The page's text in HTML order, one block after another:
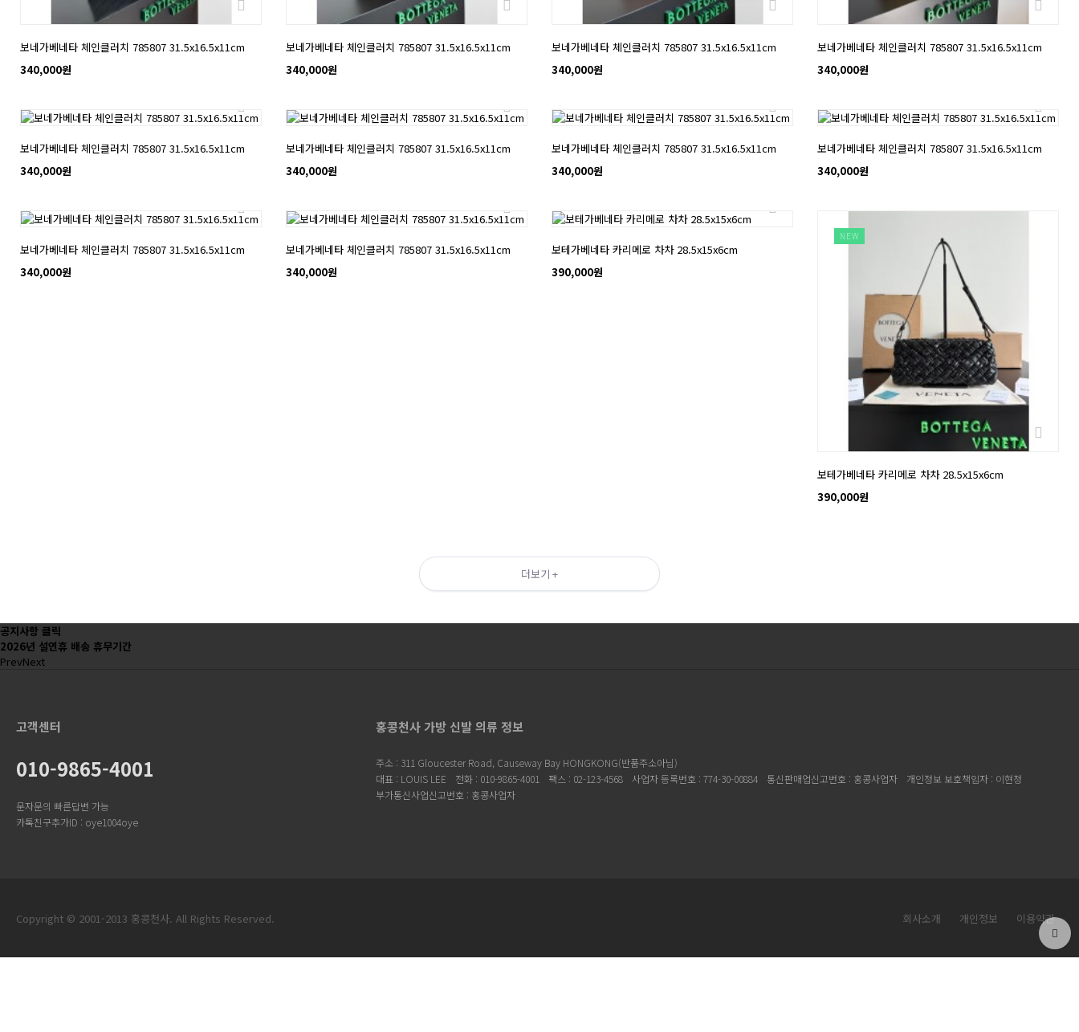
보네가베네타 체인클러치 785807 31.5x16.5x11cm
340,000원
보네가베네타 체인클러치 785807 31.5x16.5x11cm
340,000원
보네가베네타 체인클러치 785807 31.5x16.5x11cm
340,000원
보네가베네타 체인클러치 785807 31.5x16.5x11cm
340,000원
보네가베네타 체인클러치 785807 31.5x16.5x11cm
340,000원
보네가베네타 체인클러치 785807 31.5x16.5x11cm
340,000원
보네가베네타 체인클러치 785807 31.5x16.5x11cm
340,000원
보네가베네타 체인클러치 785807 31.5x16.5x11cm
340,000원
보네가베네타 체인클러치 785807 31.5x16.5x11cm
340,000원
보네가베네타 체인클러치 785807 31.5x16.5x11cm
340,000원
보테가베네타 카리메로 차차 28.5x15x6cm
390,000원
NEW
보테가베네타 카리메로 차차 28.5x15x6cm
390,000원
더보기 +
공지사항 클릭
2026년 설연휴 배송 휴무기간
PrevNext
고객센터
010-9865-4001
문자문의 빠른답변 가능
카톡친구추가ID : oye1004oye
홍콩천사 가방 신발 의류 정보
주소 : 311 Gloucester Road, Causeway Bay HONGKONG(반품주소아님)
대표 : LOUIS LEE
전화 : 010-9865-4001 팩스 : 02-123-4568 사업자 등록번호 : 774-30-00884 통신판매업신고번호 : 홍콩사업자
개인정보 보호책임자 : 이현정
부가통신사업신고번호 : 홍콩사업자
회사소개 개인정보 이용약관
Copyright © 2001-2013 홍콩천사. All Rights Reserved.